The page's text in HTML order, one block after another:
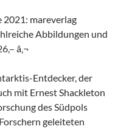
2021: mareverlag
Abbildungen und
â‚¬
Entdecker, der
mit Ernest Shackleton
des Südpols
geleiteten